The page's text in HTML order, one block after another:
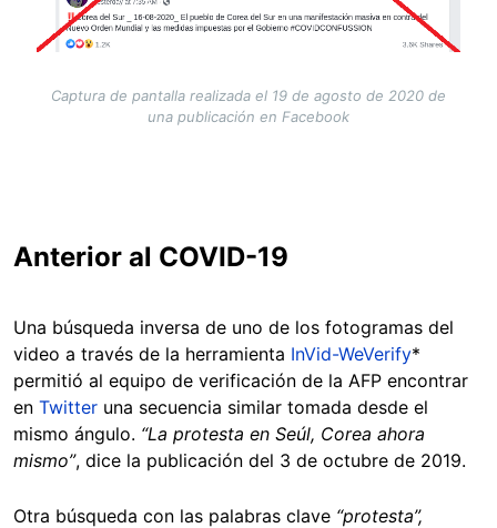
Captura de pantalla realizada el 19 de agosto de 2020 de
una publicación en Facebook
Anterior al COVID-19
Una búsqueda inversa de uno de los fotogramas del
video a través de la herramienta InVid-WeVerify*
permitió al equipo de verificación de la AFP encontrar
en Twitter una secuencia similar tomada desde el
mismo ángulo. “La protesta en Seúl, Corea ahora
mismo”, dice la publicación del 3 de octubre de 2019.
Otra búsqueda con las palabras clave “protesta”,